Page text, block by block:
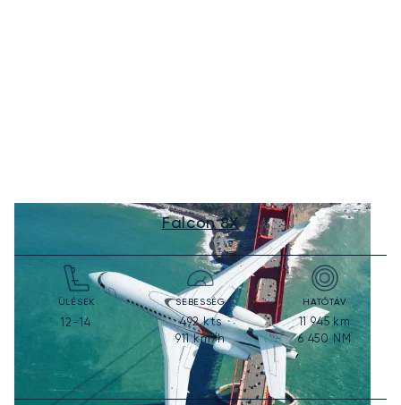
Falcon 8X
ÜLÉSEK
12-14
SEBESSÉG
492kts
911km/h
HATÓTÁV
11 945km
6 450NM